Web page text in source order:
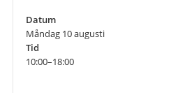
Datum
Måndag 10 augusti
Tid
10:00–18:00